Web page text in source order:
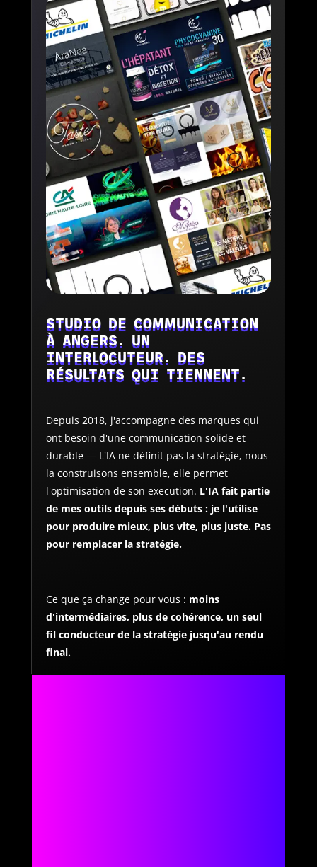
STUDIO DE COMMUNICATION
À ANGERS. UN
INTERLOCUTEUR. DES
RÉSULTATS QUI TIENNENT.
Depuis 2018, j'accompagne des marques qui
ont besoin d'une communication solide et
durable — L'IA ne définit pas la stratégie, nous
la construisons ensemble, elle permet
l'optimisation de son execution. L'IA fait partie
de mes outils depuis ses débuts : je l'utilise
pour produire mieux, plus vite, plus juste. Pas
pour remplacer la stratégie.
Ce que ça change pour vous : moins
d'intermédiaires, plus de cohérence, un seul
fil conducteur de la stratégie jusqu'au rendu
final.